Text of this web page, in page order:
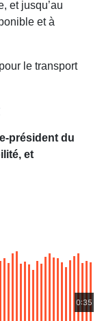
et jusqu’au
et à
pour le transport
président du
et
0:35